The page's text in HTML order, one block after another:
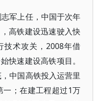
军上任，中国于次年
高铁建设迅速驶入快
技术攻关，2008年借
快速建设高铁项目。
中国高铁投入运营里
；在建工程超过1万